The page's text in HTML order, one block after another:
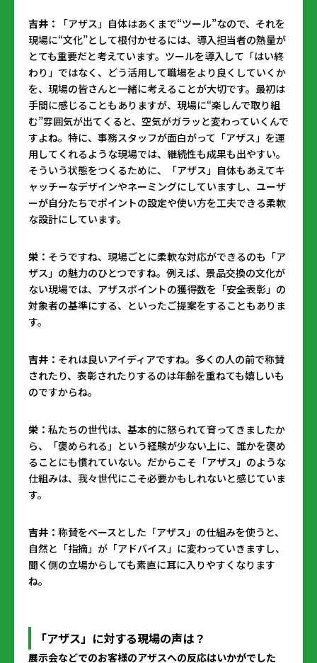
吉井：
「アザス」自体はあくまで“ツール”なので、それを
現場に“文化”として根付かせるには、導入担当者の熱量が
とても重要だと考えています。ツールを導入して「はい終
わり」ではなく、どう活用して職場をより良くしていくか
を、現場の皆さんと一緒に考えることが大切です。最初は
手間に感じることもありますが、現場に“楽しんで取り組
む”雰囲気が出てくると、空気がガラッと変わっていくんで
すよね。特に、事務スタッフが面白がって「アザス」を運
用してくれるような現場では、継続性も成果も出やすい。
そういう状態をつくるために、「アザス」自体もあえてキ
ャッチーなデザインやネーミングにしていますし、ユーザ
ーが自分たちでポイントの設定や使い方を工夫できる柔軟
な設計にしています。
栄： そうですね、現場ごとに柔軟な対応ができるのも「ア
ザス」の魅力のひとつですね。例えば、景品交換の文化が
ない現場では、アザスポイントの獲得数を「安全表彰」の
対象者の基準にする、といったご提案をすることもありま
す。
吉井： それは良いアイディアですね。多くの人の前で称賛
されたり、表彰されたりするのは年齢を重ねても嬉しいも
のですからね。
栄： 私たちの世代は、基本的に怒られて育ってきましたか
ら、「褒められる」という経験が少ない上に、誰かを褒め
ることにも慣れていない。だからこそ「アザス」のような
仕組みは、我々世代にこそ必要かもしれないと感じていま
す。
吉井： 称賛をベースとした「アザス」の仕組みを使うと、
自然と「指摘」が「アドバイス」に変わっていきますし、
聞く側の立場からしても素直に耳に入りやすくなります
ね。
「アザス」に対する現場の声は？
――展示会などでのお客様のアザスへの反応はいかがでした